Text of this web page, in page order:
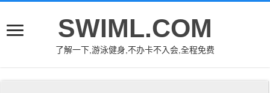
SWIML.COM
了解一下,游泳健身,不办卡不入会,全程免费